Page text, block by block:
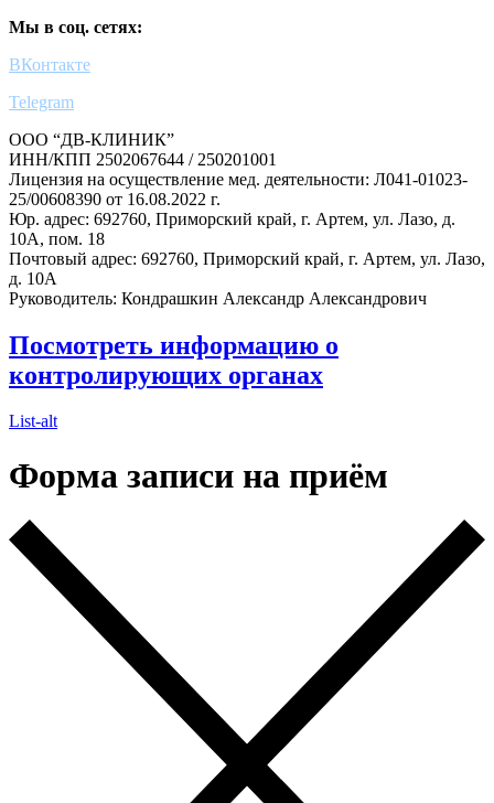
Мы в соц. сетях:
ВКонтакте
Telegram
ООО “ДВ-КЛИНИК”
ИНН/КПП 2502067644 / 250201001
Лицензия на осуществление мед. деятельности: Л041-01023-
25/00608390 от 16.08.2022 г.
Юр. адрес: 692760, Приморский край, г. Артем, ул. Лазо, д.
10А, пом. 18
Почтовый адрес: 692760, Приморский край, г. Артем, ул. Лазо,
д. 10А
Руководитель: Кондрашкин Александр Александрович
Посмотреть информацию о
контролирующих органах
List-alt
Форма записи на приём